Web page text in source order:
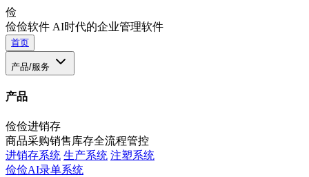
俭
俭俭软件 AI时代的企业管理软件
首页
产品/服务
产品
俭俭进销存
商品采购销售库存全流程管控
进销存系统 生产系统 注塑系统
俭俭AI录单系统